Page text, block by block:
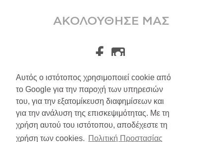
Αυτός ο ιστότοπος χρησιμοποιεί cookie από
το Google για την παροχή των υπηρεσιών
του, για την εξατομίκευση διαφημίσεων και
για την ανάλυση της επισκεψιμότητας. Με τη
χρήση αυτού του ιστότοπου, αποδέχεστε τη
χρήση των cookies. Πολιτική Προστασίας
ΑΚΟΛΟΥΘΗΣΕ ΜΑΣ
A.Leondarakis 2026
Αποστολές/Επιστροφές
Πολιτική Απορρήτου